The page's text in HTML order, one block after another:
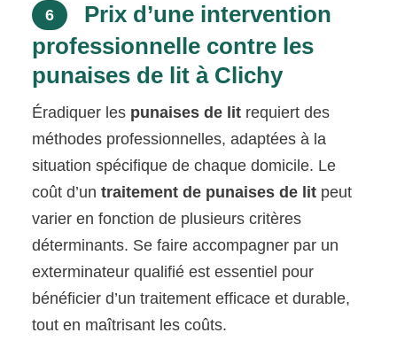
6
Prix d’une intervention
professionnelle contre les
punaises de lit à Clichy
Éradiquer les punaises de lit requiert des
méthodes professionnelles, adaptées à la
situation spécifique de chaque domicile. Le
coût d’untraitement de punaises de lit peut
varier en fonction de plusieurs critères
déterminants. Se faire accompagner par un
exterminateur qualifié est essentiel pour
bénéficier d’un traitement efficace et durable,
tout en maîtrisant les coûts.